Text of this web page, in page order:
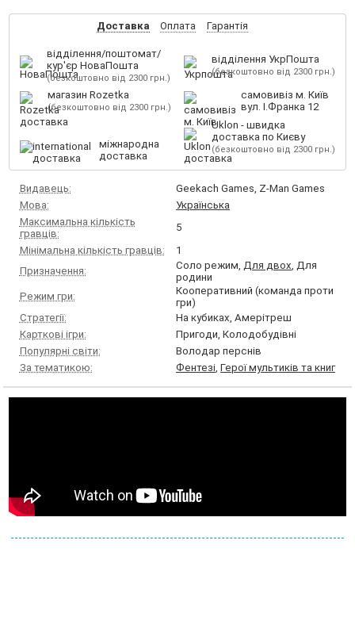
Доставка Оплата Гарантія
відділення/поштомат/
кур'єр НоваПошта
(безкоштовно від 2300 грн.)
відділення УкрПошта
(безкоштовно від 2300 грн.)
магазин Rozetka
(безкоштовно від 2300 грн.)
самовивіз м. Київ
вул. І.Франка 12
міжнародна
доставка
Uklon - швидка
доставка по Києву
(безкоштовно від 2300 грн.)
Видавець:
Geekach Games, Z-Man Games
Мова:
Українська
Максимальна кількість
гравців:
5
Мінімальна кількість гравців:
1
Призначення:
Соло режим,Для двох, Для
родини
Режим гри:
Кооперативний (команда проти
гри)
Стратегії:
На кубиках, Амерітреш
Карткові ігри:
Пригоди, Колодобудівні
Популярні світи:
Володар перснів
За тематикою:
Фентезі,Герої мультиків та книг